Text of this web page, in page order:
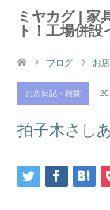
ミヤカグ | 家
ト！工場併
ブログ お
お店日記・雑貨
拍子木さし